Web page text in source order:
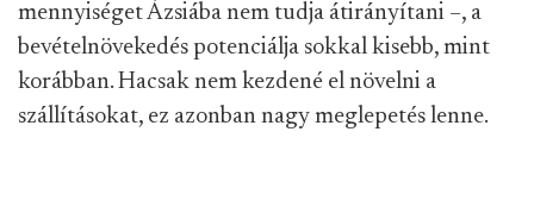
mennyiséget Ázsiába nem tudja átirányítani –, a
bevételnövekedés potenciálja sokkal kisebb, mint
korábban. Hacsak nem kezdené el növelni a
szállításokat, ez azonban nagy meglepetés lenne.